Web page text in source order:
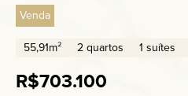
Venda
55,91m²
2 quartos 1 suítes
R$703.100